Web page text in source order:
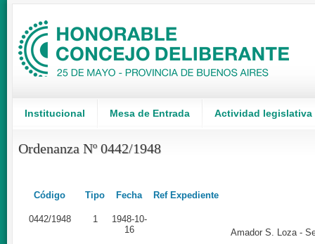
Institucional Mesa de Entrada Actividad legislativa
Ordenanza Nº 0442/1948
Código Tipo Fecha Ref Expediente
0442/1948 1
1948-10-
16
Amador S. Loza -